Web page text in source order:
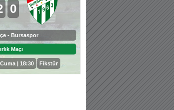
0
- Bursaspor
Maçı
| 18:30 Fikstür
0 3
Bursaspor - Sepahan
Hazırlık Maçı
25 Temmuz 2019 Perşembe |